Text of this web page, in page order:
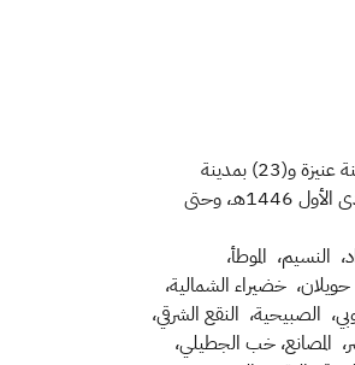
بمنطقة القصيم منها (130) بمدينة بريدة و(55) بمدينة عنيزة و(23) بمدينة
البكيرية و(28) بمدينة البدائع، و(48) بمدينة الرس، و(16) بمدينة الخبراء والسحابين، و(16) بمدينة رياض الخبراء، ابتداءً من 3 نوفمبر 2024م، الموافق 1 جمادى الأول 1446هـ، وحتى
النسيم، الموطأ،
حويلان، خضيراء الشمالية،
الصبيحية، النقع الشرقي،
المصانع، خب الجطيلي،